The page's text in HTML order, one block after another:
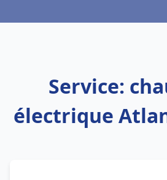
Service:
électrique